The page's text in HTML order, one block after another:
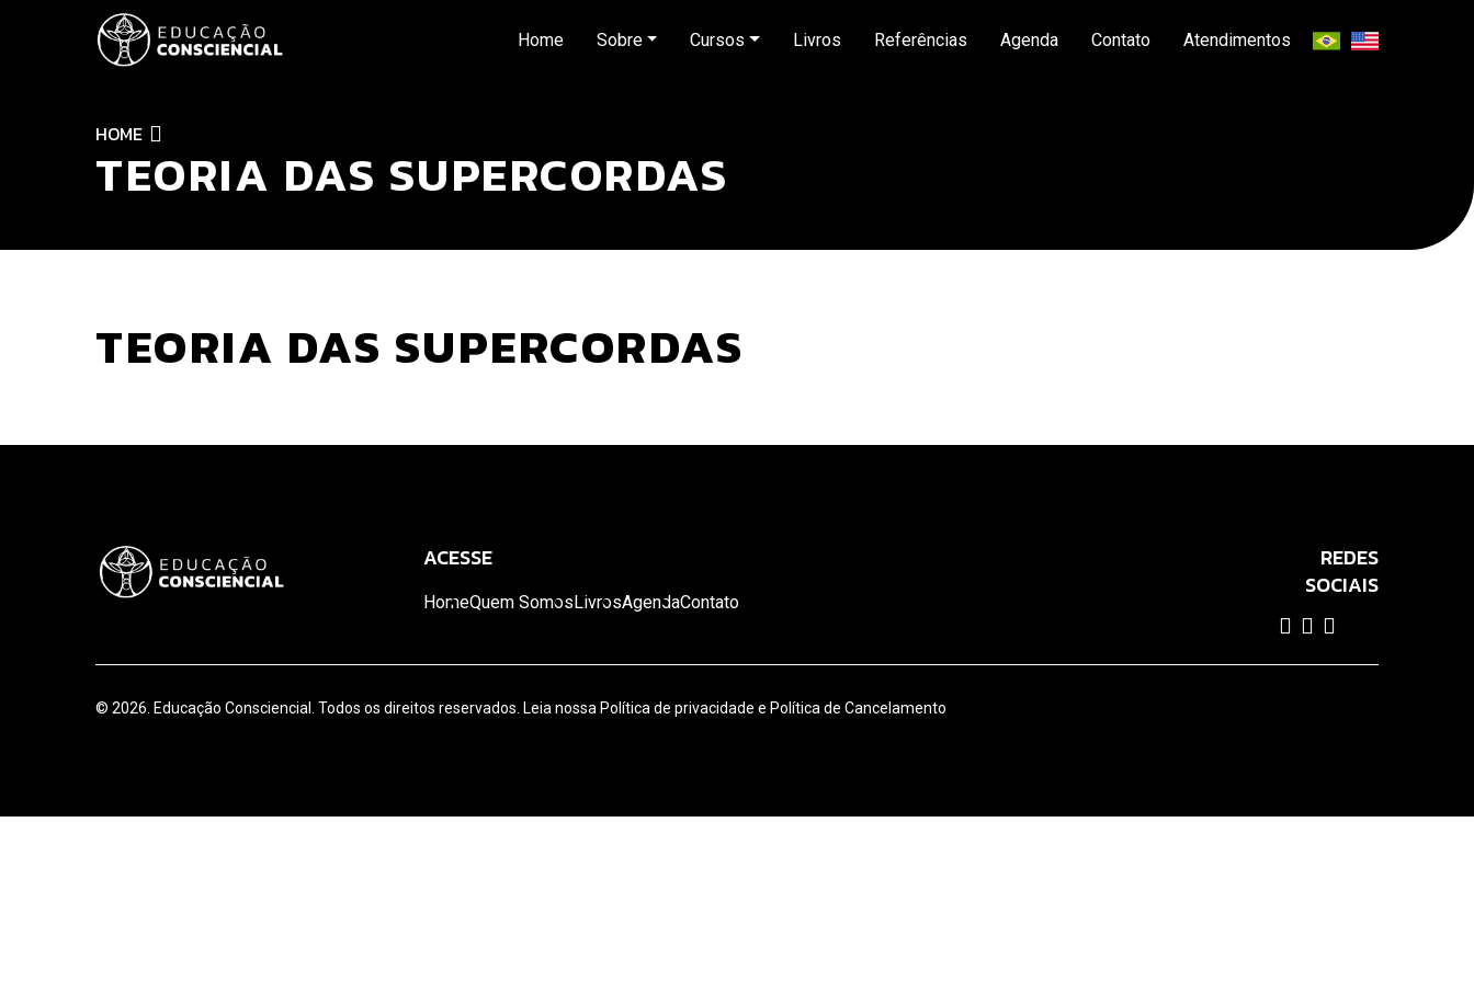
Home Sobre Cursos Livros Referências Agenda Contato Atendimentos
HOME
TEORIA DAS SUPERCORDAS
TEORIA DAS SUPERCORDAS
ACESSE
HomeQuem SomosLivrosAgendaContato
REDES
SOCIAIS
© 2026. Educação Consciencial. Todos os direitos reservados. Leia nossa Política de privacidade e Política de Cancelamento